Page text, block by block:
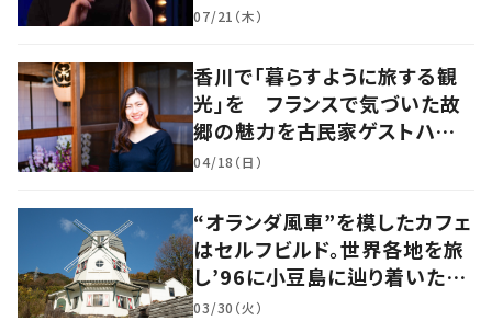
07/21（木）
香川で「暮らすように旅する観
光」を フランスで気づいた故
郷の魅力を古民家ゲストハウス
に
04/18（日）
“オランダ風車”を模したカフェ
はセルフビルド。世界各地を旅
し’96に小豆島に辿り着いた家
族の軌跡とこれから。
03/30（火）